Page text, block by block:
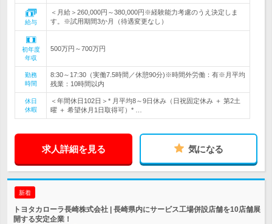
給与
＜月給＞260,000円～380,000円※経験能力考慮のうえ決定しま
す。※試用期間3か月（待遇変更なし）
初年度
年収
500万円～700万円
勤務
時間
8:30～17:30（実働7.5時間／休憩90分)※時間外労働：有※月平均
残業：10時間以内
休日
休暇
＜年間休日102日＞* 月平均8～9日休み（日祝固定休み ＋ 第2土
曜 ＋ 希望休月1日取得可）* …
求人詳細を見る 気になる
新着
トヨタカローラ長崎株式会社 | 長崎県内にサービス工場併設店舗を10店舗展
開する安定企業！